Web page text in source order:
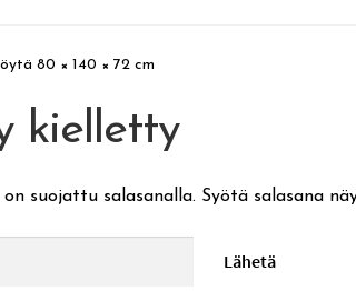
80 × 140 × 72 cm
kielletty
on suojattu salasanalla. Syötä salasana